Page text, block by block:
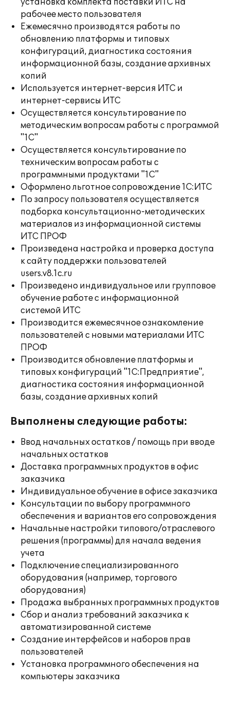
установка комплекта поставки ИТС на
рабочее место пользователя
Ежемесячно производятся работы по
обновлению платформы и типовых
конфигураций, диагностика состояния
информационной базы, создание архивных
копий
Используется интернет-версия ИТС и
интернет-сервисы ИТС
Осуществляется консультирование по
методическим вопросам работы с программой
"1С"
Осуществляется консультирование по
техническим вопросам работы с
программными продуктами "1С"
Оформлено льготное сопровождение 1С:ИТС
По запросу пользователя осуществляется
подборка консультационно-методических
материалов из информационной системы
ИТС ПРОФ
Произведена настройка и проверка доступа
к сайту поддержки пользователей
users.v8.1c.ru
Произведено индивидуальное или групповое
обучение работе с информационной
системой ИТС
Производится ежемесячное ознакомление
пользователей с новыми материалами ИТС
ПРОФ
Производится обновление платформы и
типовых конфигураций "1С:Предприятие",
диагностика состояния информационной
базы, создание архивных копий
Выполнены следующие работы:
Ввод начальных остатков / помощь при вводе
начальных остатков
Доставка программных продуктов в офис
заказчика
Индивидуальное обучение в офисе заказчика
Консультации по выбору программного
обеспечения и вариантов его сопровождения
Начальные настройки типового/отраслевого
решения (программы) для начала ведения
учета
Подключение специализированного
оборудования (например, торгового
оборудования)
Продажа выбранных программных продуктов
Сбор и анализ требований заказчика к
автоматизированной системе
Создание интерфейсов и наборов прав
пользователей
Установка программного обеспечения на
компьютеры заказчика